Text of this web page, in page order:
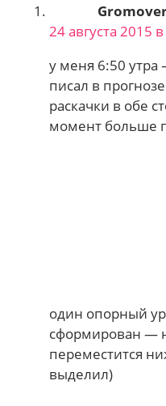
24 августа 2015
у меня 6:50 утра
писал в
раскачки в обе
момент больше
один опорный
сформирован —
переместится
выделил)